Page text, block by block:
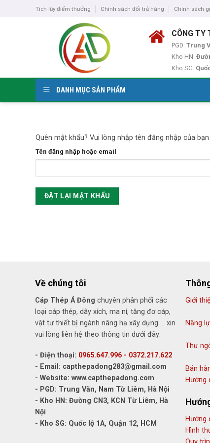
Tích lũy điểm thưởng Chính sách đổi trả hàng Chính sách
CÔNG TY
PGD:Trung
Kho HN:
Kho SG:
DANH MỤC SẢN PHẨM
Quên mật khẩu? Vui lòng nhập tên đăng nhập của
Tên đăng nhập hoặc email
Về chúng tôi
Cáp Thép Á Đông chuyên phân phối các
loại cáp thép, dây xích, ma ní, tăng đơ cáp,
vật tư thiết bị ngành nâng hạ xây dựng ... xin
vui lòng liên hệ theo thông tin dưới đây:
- Điện thoại: 0965.647.996 - 0372.217.622
- Email: capthepadong283@gmail.com
- Website: www.capthepadong.com
- PGD: Trung Văn, Nam Từ Liêm, Hà Nội
- Kho HN: Đường CN3, KCN Từ Liêm, Hà
Nội
- Kho SG: Quốc lộ 1A, Quận 12, HCM
Giới
Năng
Thư
Bán
Hướng
Hướng
Hình